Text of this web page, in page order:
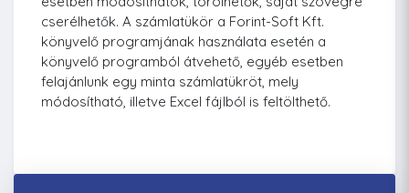
cserélhetők. A számlatükör a Forint-Soft Kft.
könyvelő programjának használata esetén a
könyvelő programból átvehető, egyéb esetben
felajánlunk egy minta számlatükröt, mely
módosítható, illetve Excel fájlból is feltölthető.